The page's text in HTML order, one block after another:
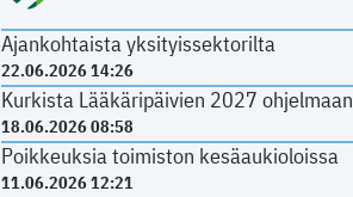
Ajankohtaista yksityissektorilta
22.06.2026 14:26
Kurkista Lääkäripäivien 2027 ohjelmaan
18.06.2026 08:58
Poikkeuksia toimiston kesäaukioloissa
11.06.2026 12:21